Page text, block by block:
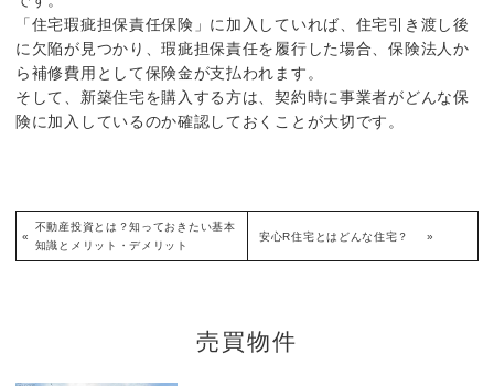
「住宅瑕疵担保責任保険」に加入していれば、住宅引き渡し後
に欠陥が見つかり、瑕疵担保責任を履行した場合、保険法人か
ら補修費用として保険金が支払われます。
そして、新築住宅を購入する方は、契約時に事業者がどんな保
険に加入しているのか確認しておくことが大切です。
«
不動産投資とは？知っておきたい基本
知識とメリット・デメリット
安心R住宅とはどんな住宅？ »
売買物件